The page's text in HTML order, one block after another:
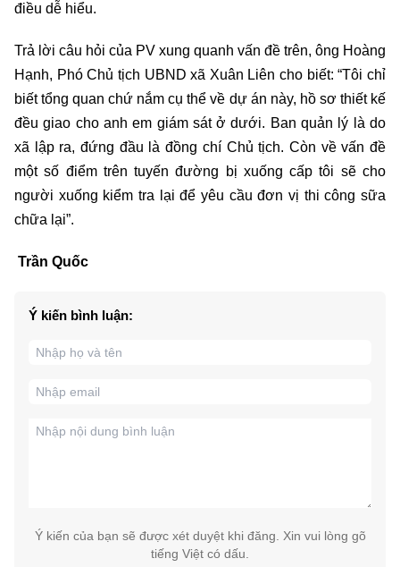
điều dễ hiểu.
Trả lời câu hỏi của PV xung quanh vấn đề trên, ông Hoàng
Hạnh, Phó Chủ tịch UBND xã Xuân Liên cho biết: “Tôi chỉ
biết tổng quan chứ nắm cụ thể về dự án này, hồ sơ thiết kế
đều giao cho anh em giám sát ở dưới. Ban quản lý là do
xã lập ra, đứng đầu là đồng chí Chủ tịch. Còn về vấn đề
một số điểm trên tuyến đường bị xuống cấp tôi sẽ cho
người xuống kiểm tra lại để yêu cầu đơn vị thi công sữa
chữa lại”.
Trần Quốc
Ý kiến bình luận:
Ý kiến của bạn sẽ được xét duyệt khi đăng. Xin vui lòng gõ
tiếng Việt có dấu.